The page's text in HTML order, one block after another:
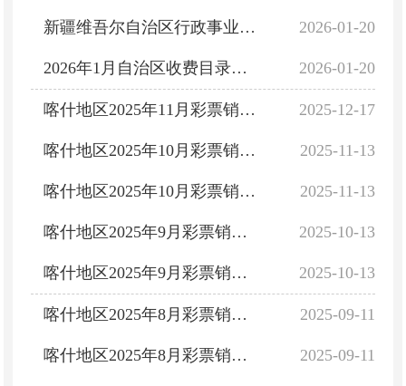
2026-01-20
新疆维吾尔自治区行政事业性收费目录清单（2026年1月更新）
2026-01-20
2026年1月自治区收费目录清单更新说明
2025-12-17
喀什地区2025年11月彩票销售情况
2025-11-13
喀什地区2025年10月彩票销售情况
2025-11-13
喀什地区2025年10月彩票销量及彩票公益金筹集情况
2025-10-13
喀什地区2025年9月彩票销售情况
2025-10-13
喀什地区2025年9月彩票销量及彩票公益金筹集情况
2025-09-11
喀什地区2025年8月彩票销售情况
2025-09-11
喀什地区2025年8月彩票销量及彩票公益金筹集情况信息